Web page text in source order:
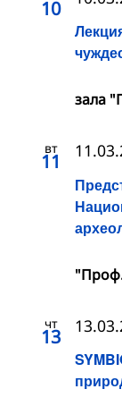
10
зала
вт
11
чт
13